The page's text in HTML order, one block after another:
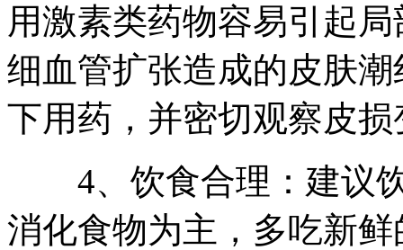
用激素类药物容易引起
细血管扩张造成的皮肤
下用药，并密切观察皮
4、饮食合理：建议饮
消化食物为主，多吃新